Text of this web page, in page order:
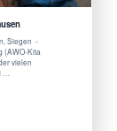
Siegen -
(AWO-Kita
vielen